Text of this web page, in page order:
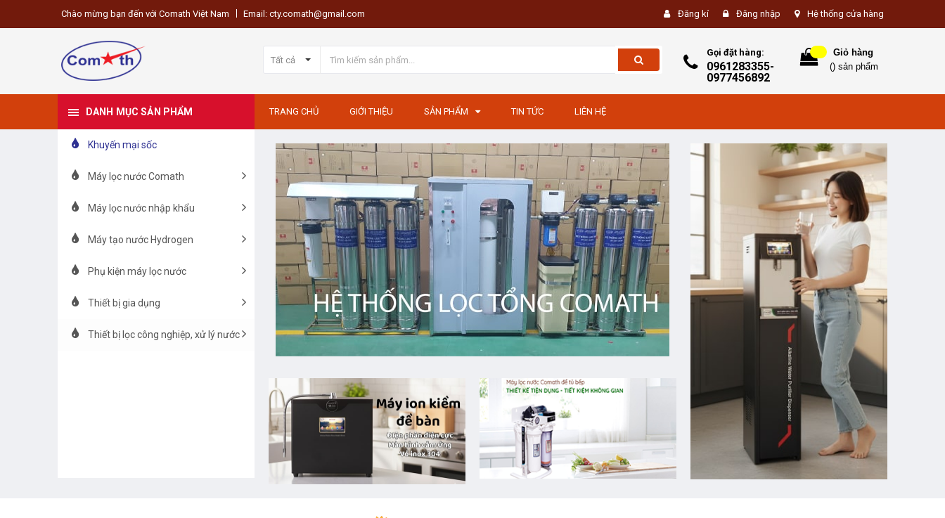
Chào mừng bạn đến với Comath Việt Nam Email: cty.comath@gmail.com Đăng kí Đăng nhập Hệ thống cửa hàng
Tất cả
Gọi đặt hàng:
0961283355-
0977456892
Giỏ hàng
() sản phẩm
DANH MỤC SẢN PHẨM
Khuyến mại sốc
Máy lọc nước Comath
Máy lọc nước nhập khẩu
Máy tạo nước Hydrogen
Phụ kiện máy lọc nước
Thiết bị gia dụng
Thiết bị lọc công nghiệp, xử lý nước
TRANG CHỦ GIỚI THIỆU SẢN PHẨM TIN TỨC LIÊN HỆ